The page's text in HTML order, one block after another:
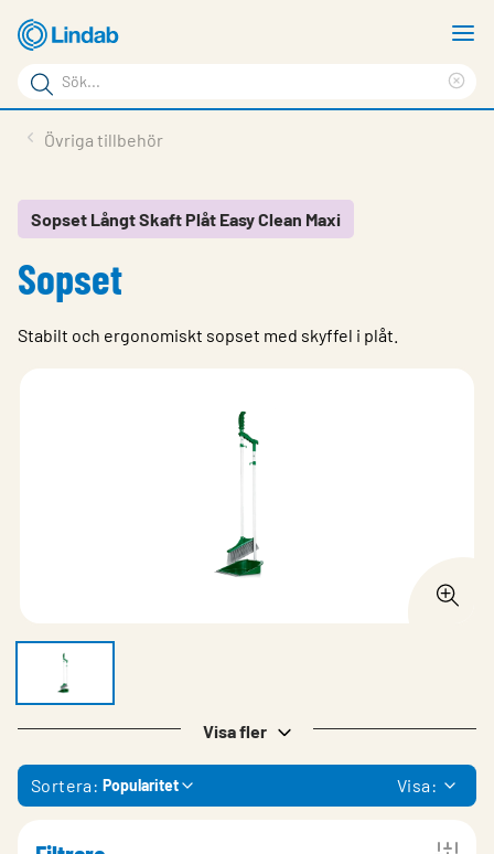
Hoppa
till
huvudinnehållet
Sökord
Sök
på
Service & Support
Hållbarhet
Övriga tillbehör
Sopset Långt Skaft Plåt Easy Clean Maxi
Sopset
Stabilt och ergonomiskt sopset med skyffel i plåt.
Visa fler
Sortera: Popularitet Visa: